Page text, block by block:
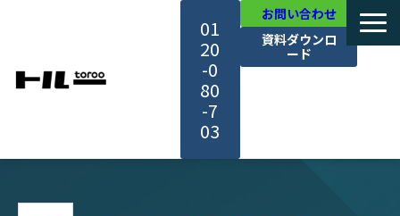
01
20
-0
80
-7
03
お問い合わせ
資料ダウンロ
ード